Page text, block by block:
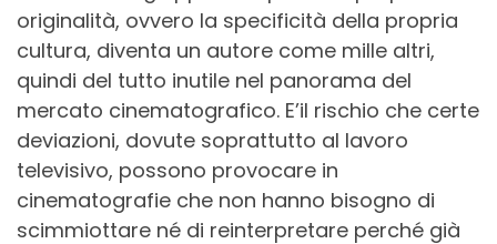
originalità, ovvero la specificità della propria
cultura, diventa un autore come mille altri,
quindi del tutto inutile nel panorama del
mercato cinematografico. E’il rischio che certe
deviazioni, dovute soprattutto al lavoro
televisivo, possono provocare in
cinematografie che non hanno bisogno di
scimmiottare né di reinterpretare perché già